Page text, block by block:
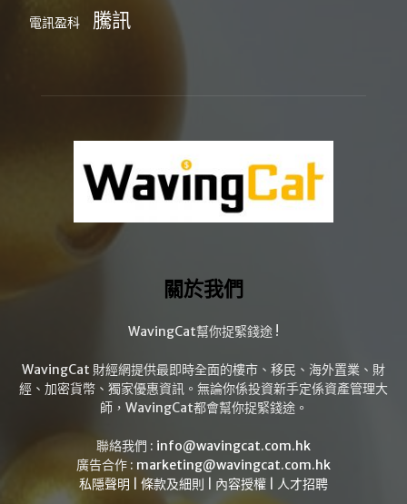
電訊盈科 騰訊
關於我們
WavingCat幫你捉緊錢途 !
WavingCat 財經網提供最即時全面的樓市、移民、海外置業、財
經、加密貨幣、獨家優惠資訊。無論你係投資新手定係資產管理大
師，WavingCat都會幫你捉緊錢途。
聯絡我們 : info@wavingcat.com.hk
廣告合作 : marketing@wavingcat.com.hk
私隱聲明
條款及細則 內容授權 人才招聘